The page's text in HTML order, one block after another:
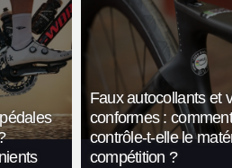
Faux autocollants et
conformes :
contrôle-t-elle le
compétition ?